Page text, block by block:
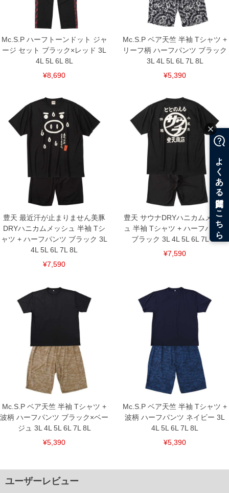
備考欄に股下●cmとご記入下さい。（裾上げ無料対象商品は1本につき税込6,000円以
上の品が対象。1本5,999円以下の商品は有料（500円+税）となります。）
出荷まで約1週間～20日間程お時間を頂く場合がございます。
尚、裾上げした商品は返品・交換不可となりますので、予めご了承下さい。
一部、お直しに対応出来ない商品がございます。(例：裾にファスナーや調節ひもが付
いている、極端なデザインが施されている等)
※商品によって若干のサイズの誤差がございます。また、お客様がご使用の環境（コ
す。そのようなことがない様最大限に努めておりますが、もしあった場合速やかにご
連絡させて頂きますので予めご了承ください。
DETAIL
Mc.S.P ハーフトーンドット ジャ
ージ セット ブラック×レッド 3L
4L 5L 6L 8L
¥8,690
Mc.S.P ベア天竺 半袖 Tシャツ +
リーフ柄 ハーフパンツ ブラック
3L 4L 5L 6L 7L 8L
¥5,390
豊天 最近汗が止まりません美豚
DRYハニカムメッシュ 半袖 Tシ
ャツ + ハーフパンツ ブラック 3L
4L 5L 6L 7L 8L
¥7,590
豊天 サウナDRYハニカムメッシ
ュ 半袖 Tシャツ + ハーフパンツ
ブラック 3L 4L 5L 6L 7L 8L
¥7,590
Mc.S.P ベア天竺 半袖 Tシャツ +
波柄 ハーフパンツ ブラック×ベー
ジュ 3L 4L 5L 6L 7L 8L
¥5,390
Mc.S.P ベア天竺 半袖 Tシャツ +
波柄 ハーフパンツ ネイビー 3L
4L 5L 6L 7L 8L
¥5,390
ユーザーレビュー